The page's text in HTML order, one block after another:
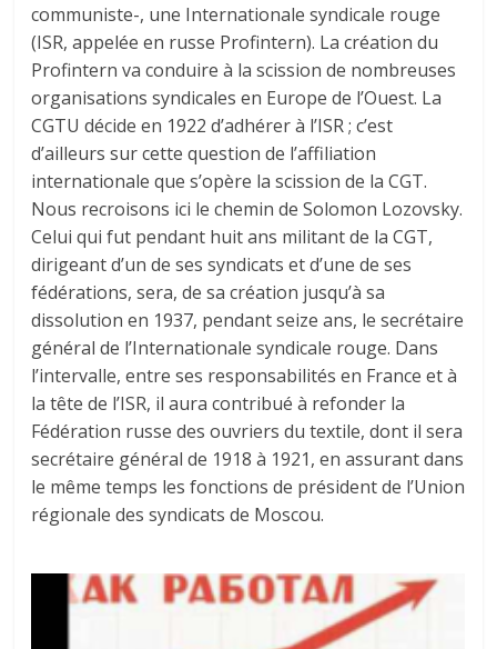
communiste-, une Internationale syndicale rouge
(ISR, appelée en russe Profintern). La création du
Profintern va conduire à la scission de nombreuses
organisations syndicales en Europe de l’Ouest. La
CGTU décide en 1922 d’adhérer à l’ISR ; c’est
d’ailleurs sur cette question de l’affiliation
internationale que s’opère la scission de la CGT.
Nous recroisons ici le chemin de Solomon Lozovsky.
Celui qui fut pendant huit ans militant de la CGT,
dirigeant d’un de ses syndicats et d’une de ses
fédérations, sera, de sa création jusqu’à sa
dissolution en 1937, pendant seize ans, le secrétaire
général de l’Internationale syndicale rouge. Dans
l’intervalle, entre ses responsabilités en France et à
la tête de l’ISR, il aura contribué à refonder la
Fédération russe des ouvriers du textile, dont il sera
secrétaire général de 1918 à 1921, en assurant dans
le même temps les fonctions de président de l’Union
régionale des syndicats de Moscou.